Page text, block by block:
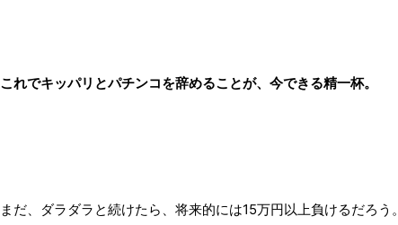
これでキッパリとパチンコを辞めることが、今できる精一杯。
まだ、ダラダラと続けたら、将来的には15万円以上負けるだろう。